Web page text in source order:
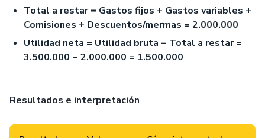
Total a restar = Gastos fijos + Gastos variables +
Comisiones + Descuentos/mermas = 2.000.000
Utilidad neta = Utilidad bruta − Total a restar =
3.500.000 − 2.000.000 = 1.500.000
Resultados e interpretación